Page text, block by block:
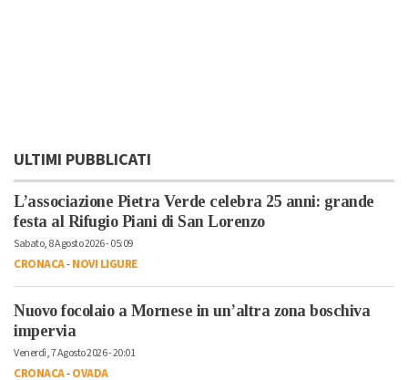
ULTIMI PUBBLICATI
L’associazione Pietra Verde celebra 25 anni: grande
festa al Rifugio Piani di San Lorenzo
Sabato, 8 Agosto 2026 - 05:09
CRONACA-NOVI LIGURE
Nuovo focolaio a Mornese in un’altra zona boschiva
impervia
Venerdì, 7 Agosto 2026 - 20:01
CRONACA-OVADA